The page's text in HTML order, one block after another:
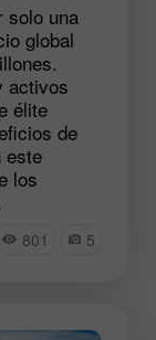
solo una
global
activos
élite
de
este
los
801 5